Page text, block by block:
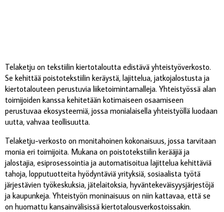
Telaketju on tekstiilin kiertotaloutta edistävä yhteistyöverkosto.
Se kehittää poistotekstiilin keräystä, lajittelua, jatkojalostusta ja
kiertotalouteen perustuvia liiketoimintamalleja. Yhteistyössä alan
toimijoiden kanssa kehitetään kotimaiseen osaamiseen
perustuvaa ekosysteemiä, jossa monialaisella yhteistyöllä luodaan
uutta, vahvaa teollisuutta.
Telaketju-verkosto on monitahoinen kokonaisuus, jossa tarvitaan
monia eri toimijoita. Mukana on poistotekstiilin kerääjiä ja
jalostajia, esiprosessointia ja automatisoitua lajittelua kehittäviä
tahoja, lopputuotteita hyödyntäviä yrityksiä, sosiaalista työtä
järjestävien työkeskuksia, jätelaitoksia, hyväntekeväisyysjärjestöjä
ja kaupunkeja. Yhteistyön moninaisuus on niin kattavaa, että se
on huomattu kansainvälisissä kiertotalousverkostoissakin.